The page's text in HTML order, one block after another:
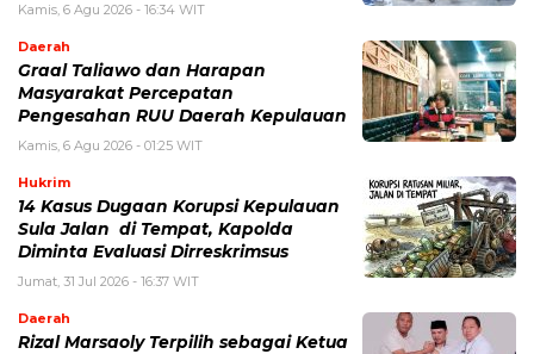
Kamis, 6 Agu 2026 - 16:34 WIT
Daerah
Graal Taliawo dan Harapan
Masyarakat Percepatan
Pengesahan RUU Daerah Kepulauan
Kamis, 6 Agu 2026 - 01:25 WIT
Hukrim
14 Kasus Dugaan Korupsi Kepulauan
Sula Jalan di Tempat, Kapolda
Diminta Evaluasi Dirreskrimsus
Jumat, 31 Jul 2026 - 16:37 WIT
Daerah
Rizal Marsaoly Terpilih sebagai Ketua